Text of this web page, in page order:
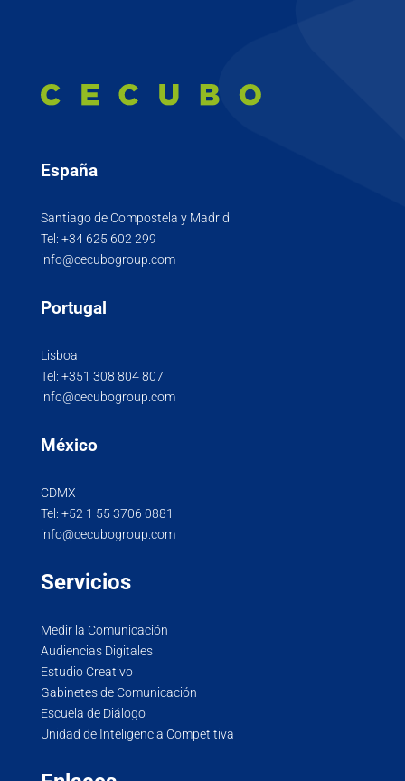
España
Santiago de Compostela y Madrid
Tel: +34 625 602 299
info@cecubogroup.com
Portugal
Lisboa
Tel: +351 308 804 807
info@cecubogroup.com
México
CDMX
Tel: +52 1 55 3706 0881
info@cecubogroup.com
Servicios
Medir la Comunicación
Audiencias Digitales
Estudio Creativo
Gabinetes de Comunicación
Escuela de Diálogo
Unidad de Inteligencia Competitiva